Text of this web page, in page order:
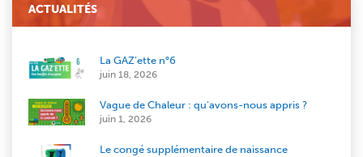
ACTUALITÉS
La GAZ’ette n°6
juin 18, 2026
Vague de Chaleur : qu’avons-nous appris ?
juin 1, 2026
Le congé supplémentaire de naissance